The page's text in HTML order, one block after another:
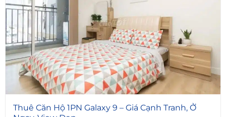
5
Thuê Căn Hộ 1PN Galaxy 9 – Giá Cạnh Tranh, Ở